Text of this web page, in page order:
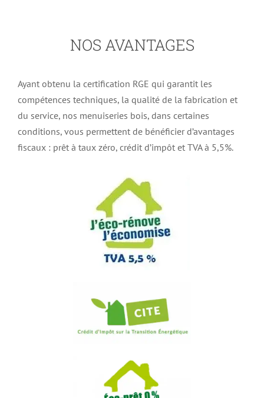
NOS AVANTAGES
Ayant obtenu la certification RGE qui garantit les
compétences techniques, la qualité de la fabrication et
du service, nos menuiseries bois, dans certaines
conditions, vous permettent de bénéficier d’avantages
fiscaux : prêt à taux zéro, crédit d’impôt et TVA à 5,5%.